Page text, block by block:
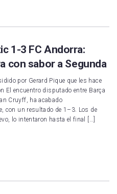
1-3 FC Andorra:
con sabor a Segunda
por Gerard Pique que les hace
El encuentro disputado entre Barça
Cruyff, ha acabado
con un resultado de 1–3. Los de
lo intentaron hasta el final […]